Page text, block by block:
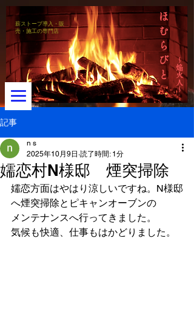
メニュー
薪ストーブ導入・販
売・施工の専門店
ほ
む
ら
び
と
～焔火人～
記事
嬬恋村N様邸 煙突掃除
n s
2025年10月9日 読了時間: 1分
嬬恋方面はやはり涼しいですね。N様邸
へ煙突掃除とピキャンオーブンの
メンテナンスへ行ってきました。
気候も快適、仕事もはかどりました。